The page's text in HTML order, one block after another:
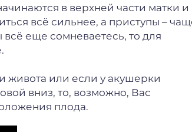
в верхней части матки и
всё сильнее, а приступы –
еще сомневаетесь, то для
живота или если у акушерки
вниз, то, возможно, Вас
плода.